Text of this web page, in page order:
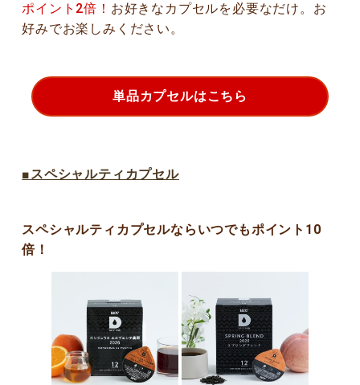
ポイント2倍​！ お好きなカプセルを必要なだけ。​お
好みでお楽しみください。​​
単品カプセルはこちら
■スペシャルティカプセル
スペシャルティカプセルならいつでもポイント10
倍！